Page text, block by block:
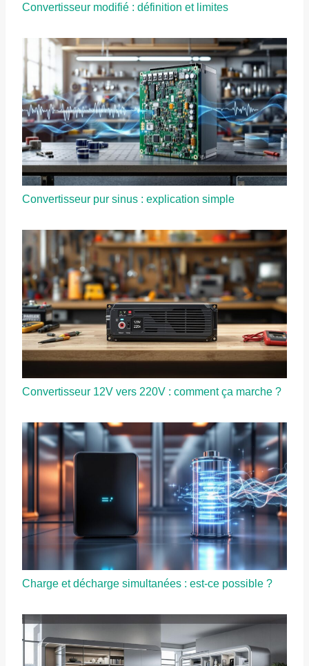
Convertisseur modifié : définition et limites
Convertisseur pur sinus : explication simple
Convertisseur 12V vers 220V : comment ça marche ?
Charge et décharge simultanées : est-ce possible ?